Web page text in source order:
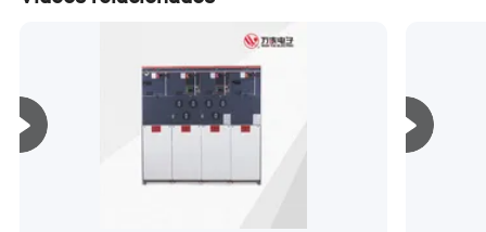
construcción municipal y el sector petroquímico.